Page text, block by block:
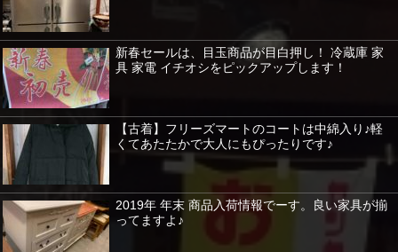
新春セールは、目玉商品が目白押し！ 冷蔵庫 家
具 家電 イチオシをピックアップします！
【古着】フリーズマートのコートは中綿入り♪軽
くてあたたかで大人にもぴったりです♪
2019年 年末 商品入荷情報でーす。良い家具が揃
ってますよ♪